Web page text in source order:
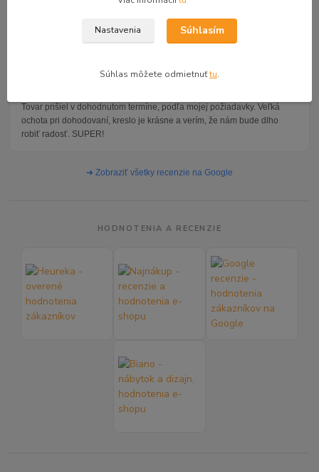
Tovar prišiel v dohodnutom termíne, podľa mojej požiadavky. Veľká
ochota pri dohodovaní, kreslo je krásne a verím, že nám bude dlho
robiť radosť. SUPER!
➜ Zobraziť všetky recenzie na Google
HODNOTENIA A RECENZIE
Nastavenia Súhlasím
Súhlas môžete odmietnuťtu.